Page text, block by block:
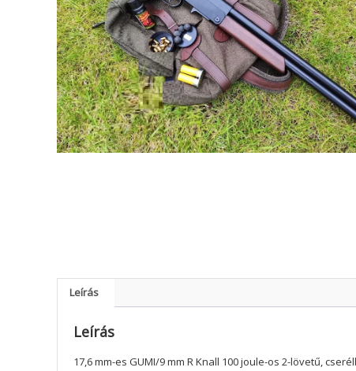
Leírás
Leírás
17,6 mm-es GUMI/9 mm R Knall 100 joule-os 2-lövetű,